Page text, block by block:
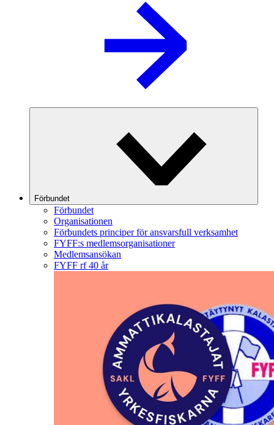
Förbundet
Förbundet
Organisationen
Förbundets principer för ansvarsfull verksamhet
FYFF:s medlemsorganisationer
Medlemsansökan
FYFF rf 40 år